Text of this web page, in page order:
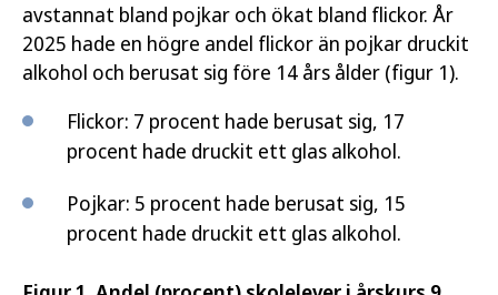
avstannat bland pojkar och ökat bland flickor. År
2025 hade en högre andel flickor än pojkar druckit
alkohol och berusat sig före 14 års ålder (figur 1).
Flickor: 7 procent hade berusat sig, 17
procent hade druckit ett glas alkohol.
Pojkar: 5 procent hade berusat sig, 15
procent hade druckit ett glas alkohol.